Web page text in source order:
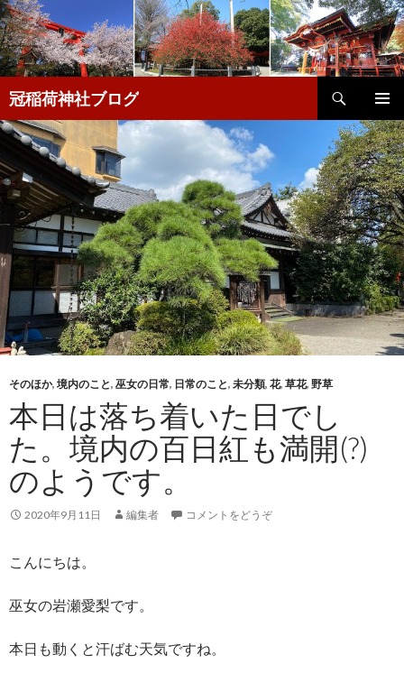
冠稲荷神社ブログ
索
メインメ
ニュー
ン
ン
ツ
へ
移
動
そのほか, 境内のこと, 巫女の日常, 日常のこと, 未分類, 花, 草花, 野草
本日は落ち着いた日でし
た。境内の百日紅も満開(?)
のようです。
2020年9月11日 編集者 コメントをどうぞ
こんにちは。
巫女の岩瀬愛梨です。
本日も動くと汗ばむ天気ですね。